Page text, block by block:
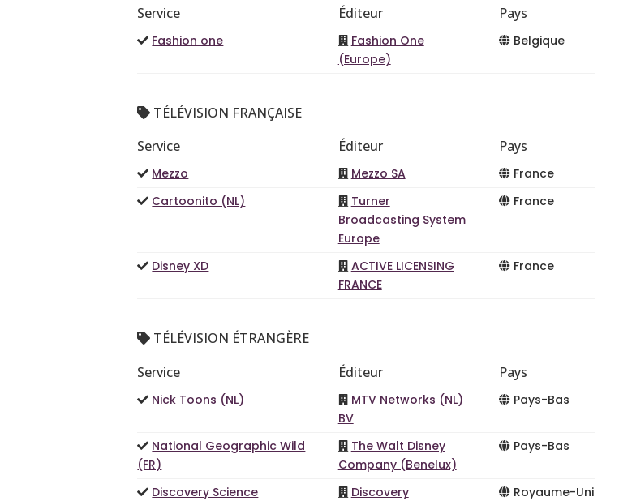
Service
Éditeur Pays
Fashion one
Fashion One
(Europe)
Belgique
TÉLÉVISION FRANÇAISE
Service
Éditeur Pays
Mezzo Mezzo SA
France
Cartoonito (NL)
Turner
Broadcasting System
Europe
France
Disney XD
ACTIVE LICENSING
FRANCE
France
TÉLÉVISION ÉTRANGÈRE
Service
Éditeur Pays
Nick Toons (NL)
MTV Networks (NL)
BV
Pays-Bas
National Geographic Wild
(FR)
The Walt Disney
Company (Benelux)
Pays-Bas
Discovery Science
Discovery
Royaume-Uni